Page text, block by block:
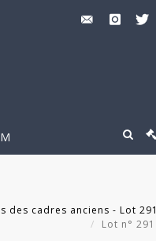
cadres anciens - Lot 291
Lot n° 291